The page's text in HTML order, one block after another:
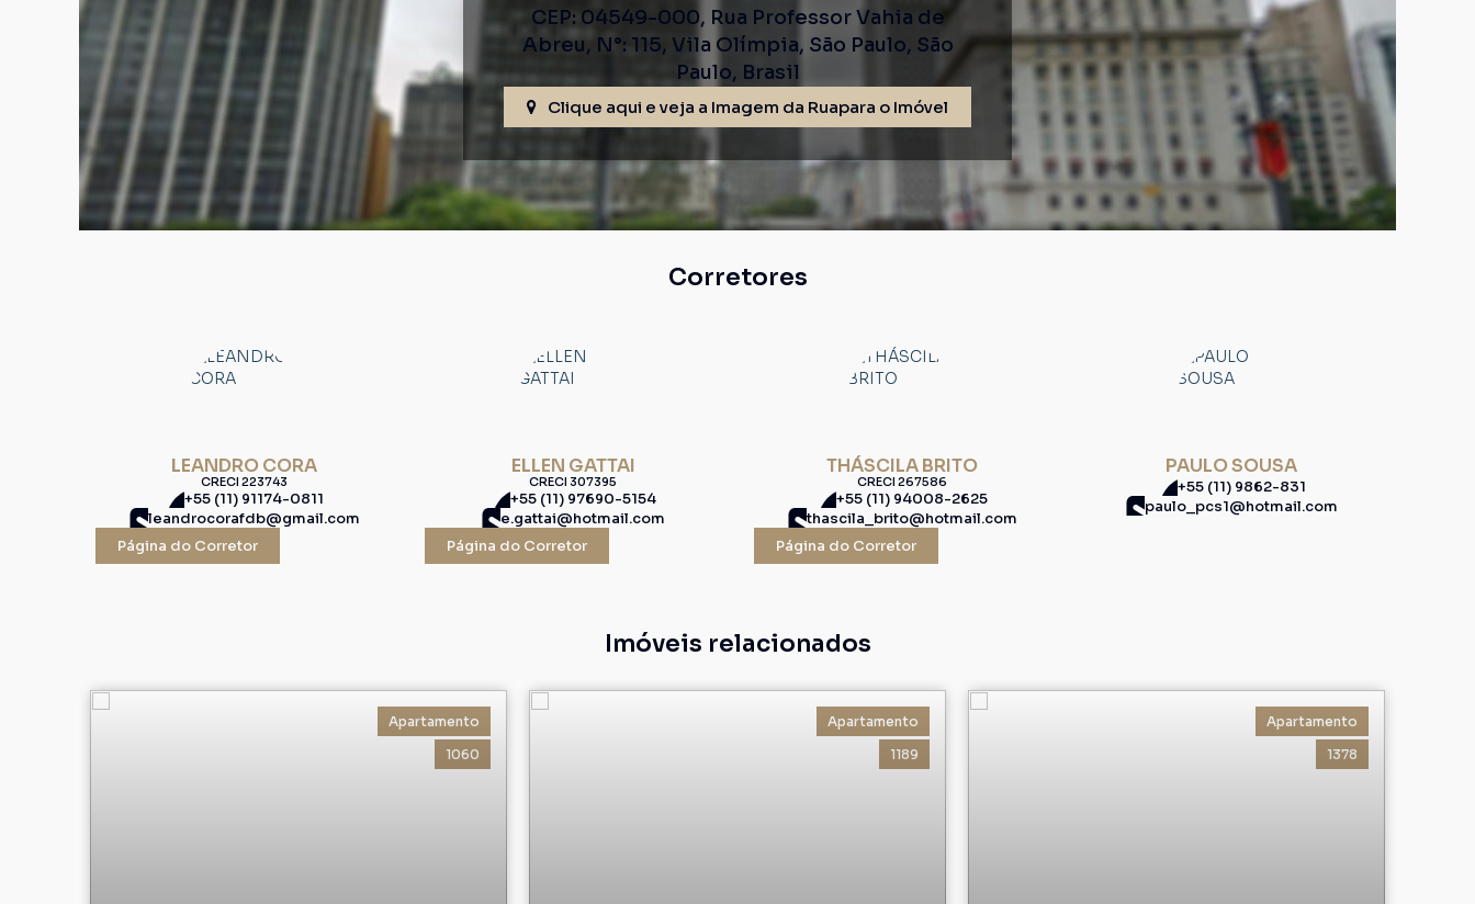
CEP: 04549-000, Rua Professor Vahia de
Abreu, N°: 115, Vila Olímpia, São Paulo, São
Paulo, Brasil
Clique aqui e veja a Imagem da Ruapara o Imóvel
Corretores
LEANDRO CORA
CRECI 223743
+55 (11) 91174-0811
leandrocorafdb@gmail.com
Página do Corretor
ELLEN GATTAI
CRECI 307395
+55 (11) 97690-5154
e.gattai@hotmail.com
Página do Corretor
THÁSCILA BRITO
CRECI 267586
+55 (11) 94008-2625
thascila_brito@hotmail.com
Página do Corretor
PAULO SOUSA
+55 (11) 9862-831
paulo_pcs1@hotmail.com
Imóveis relacionados
Apartamento
1060
Apartamento
1189
Apartamento
1378